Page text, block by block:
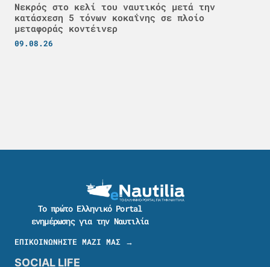
Νεκρός στο κελί του ναυτικός μετά την
κατάσχεση 5 τόνων κοκαΐνης σε πλοίο
μεταφοράς κοντέινερ
09.08.26
Το πρώτο Ελληνικό Portal
ενημέρωσης για την Ναυτιλία
ΕΠΙΚΟΙΝΩΝΗΣΤΕ ΜΑΖΙ ΜΑΣ →
SOCIAL LIFE